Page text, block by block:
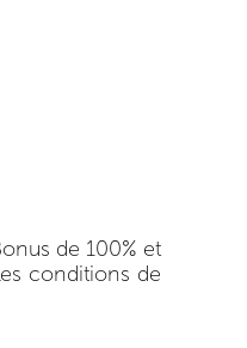
de 100% et
conditions de